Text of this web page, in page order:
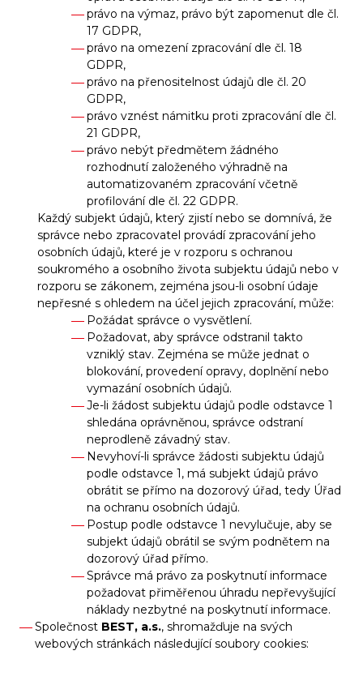
právo na výmaz, právo být zapomenut dle čl.
17 GDPR,
právo na omezení zpracování dle čl. 18
GDPR,
právo na přenositelnost údajů dle čl. 20
GDPR,
právo vznést námitku proti zpracování dle čl.
21 GDPR,
právo nebýt předmětem žádného
rozhodnutí založeného výhradně na
automatizovaném zpracování včetně
profilování dle čl. 22 GDPR.
Každý subjekt údajů, který zjistí nebo se domnívá, že
správce nebo zpracovatel provádí zpracování jeho
osobních údajů, které je v rozporu s ochranou
soukromého a osobního života subjektu údajů nebo v
rozporu se zákonem, zejména jsou-li osobní údaje
nepřesné s ohledem na účel jejich zpracování, může:
Požádat správce o vysvětlení.
Požadovat, aby správce odstranil takto
vzniklý stav. Zejména se může jednat o
blokování, provedení opravy, doplnění nebo
vymazání osobních údajů.
Je-li žádost subjektu údajů podle odstavce 1
shledána oprávněnou, správce odstraní
neprodleně závadný stav.
Nevyhoví-li správce žádosti subjektu údajů
podle odstavce 1, má subjekt údajů právo
obrátit se přímo na dozorový úřad, tedy Úřad
na ochranu osobních údajů.
Postup podle odstavce 1 nevylučuje, aby se
subjekt údajů obrátil se svým podnětem na
dozorový úřad přímo.
Správce má právo za poskytnutí informace
požadovat přiměřenou úhradu nepřevyšující
náklady nezbytné na poskytnutí informace.
Společnost BEST, a.s., shromažďuje na svých
webových stránkách následující soubory cookies: